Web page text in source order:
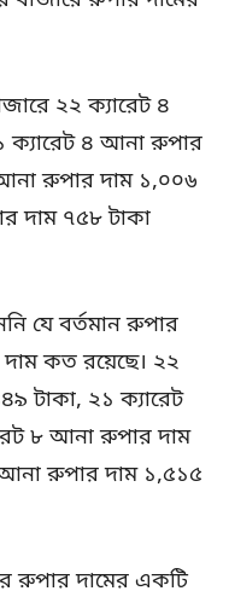
২২ ক্যারেট ৪
ক্যারেট ৪ আনা রুপার
রুপার দাম ১,০০৬
দাম ৭৫৮ টাকা
যে বর্তমান রুপার
কত রয়েছে। ২২
টাকা, ২১ ক্যারেট
৮ আনা রুপার দাম
রুপার দাম ১,৫১৫
রুপার দামের একটি